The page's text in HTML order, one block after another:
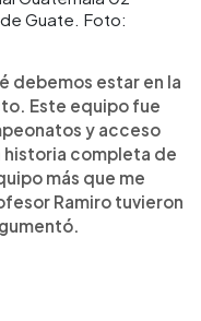
Guate. Foto:
debemos estar en la
Este equipo fue
y acceso
historia completa de
más que me
Ramiro tuvieron